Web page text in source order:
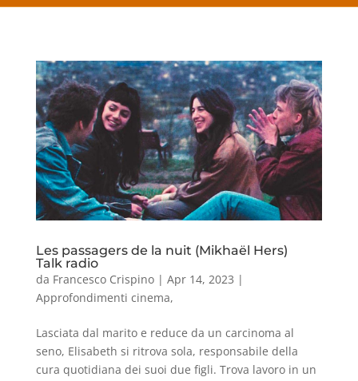
Les passagers de la nuit (Mikhaël Hers)
Talk radio
da Francesco Crispino| Apr 14, 2023 |
Approfondimenti cinema,
Lasciata dal marito e reduce da un carcinoma al
seno, Elisabeth si ritrova sola, responsabile della
cura quotidiana dei suoi due figli. Trova lavoro in un